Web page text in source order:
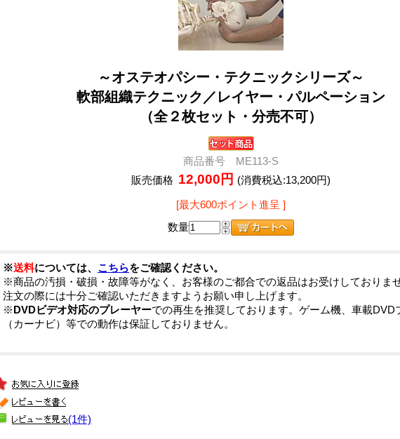
～オステオパシー・テクニックシリーズ～
軟部組織テクニック／レイヤー・パルペーション
（全２枚セット・分売不可）
商品番号 ME113-S
販売価格 12,000円 (消費税込:13,200円)
[最大600ポイント進呈 ]
数量
※送料については、 こちらをご確認ください。
※商品の汚損・破損・故障等がなく、お客様のご都合での返品はお受けしておりま
注文の際には十分ご確認いただきますようお願い申し上げます。
※DVDビデオ対応のプレーヤーでの再生を推奨しております。ゲーム機、車載DVD
（カーナビ）等での動作は保証しておりません。
(1件)